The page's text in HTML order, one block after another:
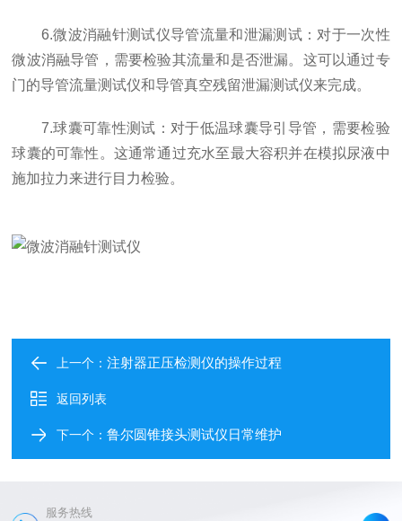
6.微波消融针测试仪导管流量和泄漏测试：对于一次性
微波消融导管，需要检验其流量和是否泄漏。这可以通过专
门的导管流量测试仪和导管真空残留泄漏测试仪来完成。
7.球囊可靠性测试：对于低温球囊导引导管，需要检验
球囊的可靠性。这通常通过充水至最大容积并在模拟尿液中
施加拉力来进行目力检验。
上一个：注射器正压检测仪的操作过程
返回列表
下一个：鲁尔圆锥接头测试仪日常维护
服务热线